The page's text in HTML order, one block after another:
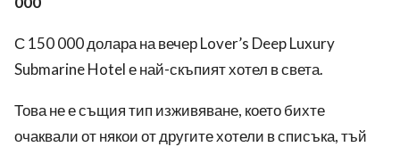
С 150 000 долара на вечер Lover’s Deep Luxury
Submarine Hotel е най-скъпият хотел в света.
Това не е същия тип изживяване, което бихте
очаквали от някои от другите хотели в списъка, тъй